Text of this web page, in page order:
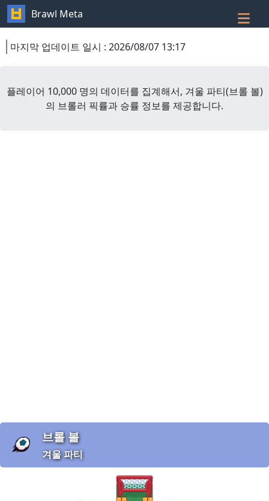
Brawl Meta
마지막 업데이트 일시 : 2026/08/07 13:17
플레이어 10,000 명의 데이터를 집계해서, 겨울 파티(브롤 볼)
의 브롤러 픽률과 승률 정보를 제공합니다.
브롤 볼
겨울 파티